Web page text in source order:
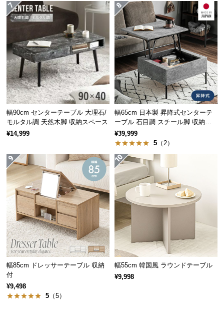
い
て
搬
入
経
路
に
つ
い
て
品・
キ
ャ
ン
セ
ル
に
つ
い
て
保
証
配置スペースの比較
長方形テーブル 円形テーブル
広いスペースが必要 省スペースでスッキリ
天然木の質感が美しいデザイン
天然木の風合いとあたたかみを感じる天板。素材感
にこだわった突板製法で仕上げています。
幅90cm センターテーブル 大理石/
モルタル調 天然木脚 収納スペース
¥14,999
幅65cm 日本製 昇降式センターテ
ーブル 石目調 スチール脚 収納ス
ペース 高さ34~54.5cm
¥39,999
5 （2）
幅85cm ドレッサーテーブル 収納
付
¥9,498
5 （5）
幅55cm 韓国風 ラウンドテーブル
¥9,998